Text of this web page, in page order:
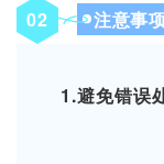
02 注意事
1.避免错误